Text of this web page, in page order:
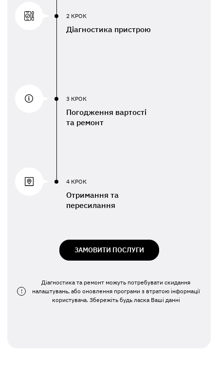
2 КРОК
Діагностика пристрою
3 КРОК
Погодження вартості
та ремонт
4 КРОК
Отримання та
пересилання
ЗАМОВИТИ ПОСЛУГИ
!
Діагностика та ремонт можуть потребувати скидання
налаштувань, або оновлення програми з втратою інформації
користувача. Збережіть будь ласка Ваші данні